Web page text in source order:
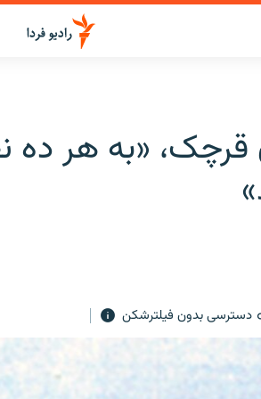
قرچک، «به هر ده
دسترسی بدون فیلترشکن